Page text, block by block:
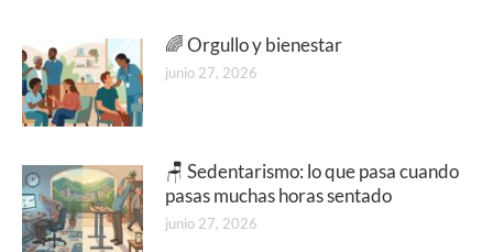
🌈 Orgullo y bienestar
junio 27, 2026
🪑 Sedentarismo: lo que pasa cuando
pasas muchas horas sentado
junio 27, 2026